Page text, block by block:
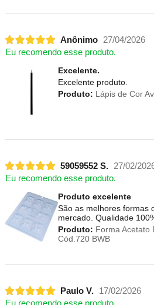
Anônimo
27/04/2026
Eu recomendo esse produto.
Excelente.
Excelente produto.
Produto: Lápis de Cor
59059552 S.
27/02/
Eu recomendo esse produto.
Produto excelente
São as melhores formas
mercado. Qualidade
Produto: Forma Acetato
Cód.720 BWB
Paulo V.
17/02/2026